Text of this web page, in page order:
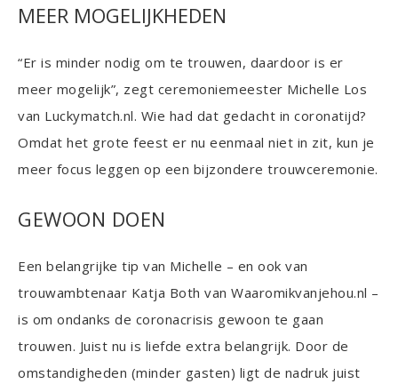
MEER MOGELIJKHEDEN
“Er is minder nodig om te trouwen, daardoor is er
meer mogelijk”, zegt ceremoniemeester Michelle Los
van Luckymatch.nl. Wie had dat gedacht in coronatijd?
Omdat het grote feest er nu eenmaal niet in zit, kun je
meer focus leggen op een bijzondere trouwceremonie.
GEWOON DOEN
Een belangrijke tip van Michelle – en ook van
trouwambtenaar Katja Both van Waaromikvanjehou.nl –
is om ondanks de coronacrisis gewoon te gaan
trouwen. Juist nu is liefde extra belangrijk. Door de
omstandigheden (minder gasten) ligt de nadruk juist